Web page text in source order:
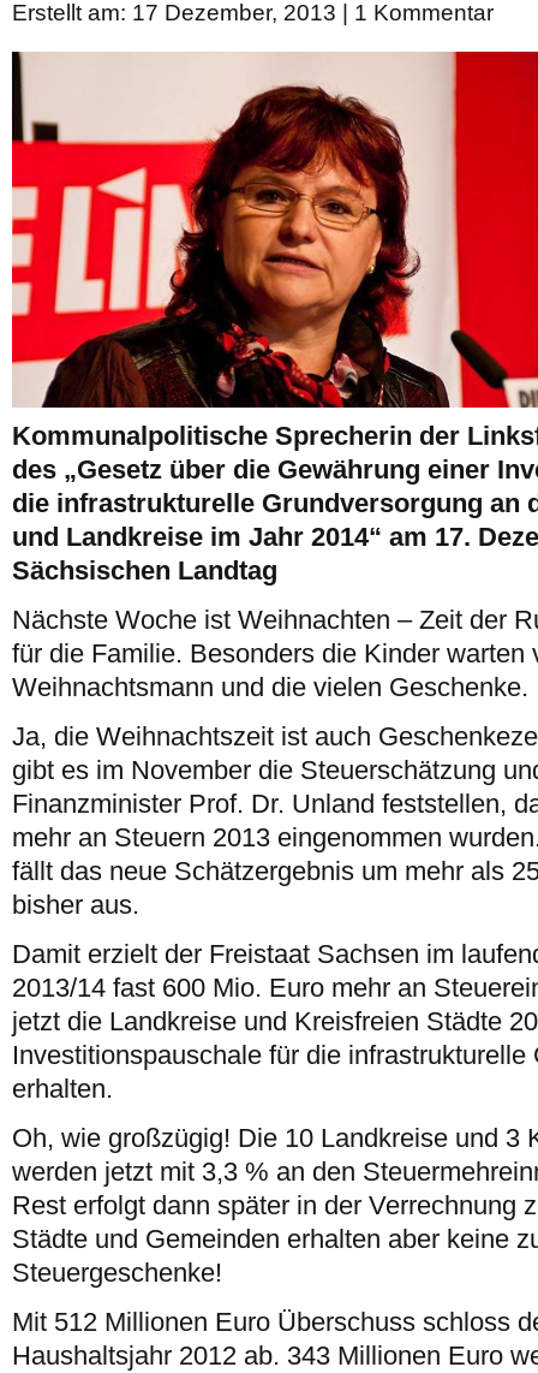
Erstellt am: 17 Dezember, 2013 | 1 Kommentar
Kommunalpolitische Sprecherin der
des „Gesetz über die Gewährung einer
die infrastrukturelle Grundversorgung an
und Landkreise im Jahr 2014“ am 17.
Sächsischen Landtag
Nächste Woche ist Weihnachten – Zeit der
für die Familie. Besonders die Kinder warten
Weihnachtsmann und die vielen Geschenke.
Ja, die Weihnachtszeit ist auch
gibt es im November die Steuerschätzung
Finanzminister Prof. Dr. Unland feststellen,
mehr an Steuern 2013 eingenommen
fällt das neue Schätzergebnis um mehr als
bisher aus.
Damit erzielt der Freistaat Sachsen im
2013/14 fast 600 Mio. Euro mehr an
jetzt die Landkreise und Kreisfreien Städte
Investitionspauschale für die infrastrukturelle
erhalten.
Oh, wie großzügig! Die 10 Landkreise und 3
werden jetzt mit 3,3 % an den
Rest erfolgt dann später in der Verrechnung
Städte und Gemeinden erhalten aber keine
Steuergeschenke!
Mit 512 Millionen Euro Überschuss schloss
Haushaltsjahr 2012 ab. 343 Millionen Euro